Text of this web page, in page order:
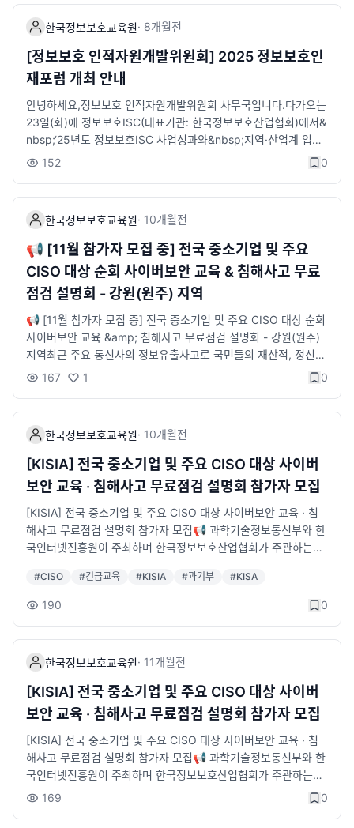
대상 추후 개별 안내 예정입니다.📜 신청방법STEP 1) 구글폼 등
록 신청STEP 2) KISIA 한국정보보호교육원 LMS 통합 온라인 지
원📆 교육일정1) 직무교육 : 2월 23일(월) ~ 4월 8일(수) (총 7
주)2) 실무 프로젝트 : 4월 6일(월) ~ 5월 19일(화) (총 7주)3) 인
턴 연계: 교육 수료 후 3개월※ 입학식: 2월 23일(월), 수료식: 5월
20일(수)✏️ 교육구성📆 교육장소- KISIA 한국정보보호교육원
(송파구 소재)📆 교육시간- 10:00~17:00(주말 · 공휴일 제외)🎁
교육혜택- 과학기술정보통신부 장관상 및 부상 수여- 전액 무료 교
설팅 제공- 취업 연계 지원- 전문 멘토링 및 프로젝트 지원- 전용
교육장 제공 및 노트북 대여📞 문의처 : KISIA 한국정보보호교육
a.or.kr✅ 한국정보보호교육원 블로그- 링크 :https://blog.nave
r.com/kisiaedu※ 시큐리티아카데미 페이지에서 해당 교육에 관
한 자세한 내용을 확인하실 수 있습니다.✅ 한국정보보호산업협
회 시큐리티아카데미 소개 페이지- 링크 :https://www.kisia.or.k
r/talent_support/education_business/security_academy※
과 폭 넓은 정보보호 기업 탐색 기회 제공🛡️ 직무트랙 소개(1) 진
단분석 트랙(취업 연계 직무: 보안관제, 보안 엔지니어, 취약점 진
단, 모의해킹, CERT/침해사고 분석 등)(2) 컨설팅 트랙(취업 연계
직무: 기술 컨설팅, 관리 컨설팅, 정보보안담당자 등)※ 교육 과정
수료 후 정보보호 인력양성 얼라이언스(참여 기업 70개사)로 취업
연계 지원🛡️ 참여기업안랩, LG CNS, SK쉴더스, 이글루코퍼레이
션, 지니언스, 이스트시큐리티, 시큐아이, 라온시큐어, 펜타시큐리
티, 파이오링크, 모니터랩, 드림시큐리티, 스틸리언, 쿼드마이너,
스패로우, 에스에스알, 지란지교시큐리티, 지란지교데이터, 에스
지에이솔루션즈, 윈스테크넷, 엑스게이트, 엔큐리티, 엔에스에이
티움, 트리니티소프트, 엔키화이트햇, 수산아이앤티, 굿모닝아이
텍, 엘에스웨어, 엔시큐어, 워터월시스템즈, 앤앤에스피, 오픈베이
스, 한국통신인터넷기술, 린시큐어, 나인시큐리티, 지엠디소프트,
싸이터, 디사일로, 나온웍스, 시큐센, 에스에스앤씨, 카인드소프트,
케이티엔에프, 시옷, MOCA, 엔텀네트웍스, 데이터코볼트, 더스
팟, 나일로프트, 블루문소프트, 기원테크, 브랜드시큐리티(한국지
점), 씨에이에스, 씨엠티정보통신, 시큐와우, 엔아티서비스(NIT S
ervice), 씨드젠, 포테이토넷, 동훈아이텍, 한시큐리티, 지시스, 케
이엑스넥스지, 코닉글로리, 테르텐, 시큐어링크 등 70개사※ 참여
기업은 지속적으로 확대 예정⭐ 모집대상- 4년제(학사) 이상 IT
유관학과 졸업(예정)자 총 50명(1) 진단분석 트랙(25명)(2) 컨설
팅 트랙(25명)⭐ 우대조건- '26년 8월 기준 졸업자 또는 졸업예
정자- 정보보호 관련 전공자 및 자격증 소지자- 교육 종료 후 취업
연계 가능자📢 온라인 설명회- 2026년 1월 14일(수)※ 상기 일정
정입니다.📜 선발절차1) 접수마감 : 1월 22일(목) 오전 10시까지
2) 대면면접 : 2월 5일(목) ~ 2월 6일(금)3) 합격자 발표 : 개별 안
내 예정입니다.📜 신청방법STEP 1) 구글폼 등록 신청STEP 2) KI
SIA 한국정보보호교육원 LMS 통합 온라인 지원📆 교육일정1) 직
무교육 : 2월 23일(월) ~ 4월 17일(금) (총 8주)2) 실무 프로젝트
: 4월 20일(월) ~ 6월 5일(금) (총 7주)3) 인턴십 매칭 : 6월 8일
입학식: 2월 23일(월), 수료식: 6월 18일(목)✏️ 교육구성
한국정보보호교육원· 8개월전
[정보보호 인적자원개발위원회] 2025 정보보호인
재포럼 개최 안내
안녕하세요,정보보호 인적자원개발위원회 사무국입니다.다가오는
23일(화)에 정보보호ISC(대표기관: 한국정보보호산업협회)에서&
nbsp;‘25년도 정보보호ISC 사업성과와&nbsp;지역·산업계 입장
의 현황 및 수요 공유를 통해정보보호인력 정책 방향 수립을 지원
참여&nbsp;부탁드립니다.&nbsp;현장 참여를&nbsp;희망하실
경우, 아래의&nbsp;참가신청 링크에 접속하시어 신청 부탁드립니
다.&nbsp;본 행사는 현장에서&nbsp;실시간 생중계 될 예정이므
로, 협회 유튜브 채널을&nbsp;통해서도 참여&nbsp;가능합니다.
&nbsp;&nbsp;&nbsp;&lt;행사 개요&gt;ㅇ 행사명 : 정보보호IS
C&nbsp;2025 정보보호인재포럼ㅇ 일시 :&nbsp;2025.12.23.
(화) 14:00~17:00ㅇ 장소 :&nbsp;과학기술컨벤션센터 B1 프리
미엄 중회의실(서울시 강남구 테헤란로 테헤란로7길 22)&nbsp;
※ 온·오프라인 동시 진행 : 대표기관(KISIA) 유튜브 채널을 통한
실시간 송출 예정ㅇ 대상 : 정보보호ISC 참여기관 및 기업, 산업계
·유관기관 관계자&nbsp;* 참가비 무료&nbsp; / 주차 지원ㅇ 현
장 참석&nbsp;신청기한 : ~'25.12.21(일요일) 까지&nbsp; * 단,
석자 대상 다과 및 기념품 제공)&nbsp;▶&nbsp;참가신청 바로가
채널 바로가기(온라인 생중계) : www.youtube.com/@한국정보
보호산업-b7y&nbsp;&nbsp;▶&nbsp;정보보호ISC 사무국 02-
6418-5655감사합니다.
152 0
한국정보보호교육원· 10개월전
📢 [11월 참가자 모집 중] 전국 중소기업 및 주요
CISO 대상 순회 사이버보안 교육 & 침해사고 무료
점검 설명회 - 강원(원주) 지역
📢 [11월 참가자 모집 중] 전국 중소기업 및 주요 CISO 대상 순회
사이버보안 교육 &amp; 침해사고 무료점검 설명회 - 강원(원주)
지역​최근 주요 통신사의 정보유출사고로 국민들의 재산적, 정신적
피해가 자주 발생하고 있습니다.기업 또한 주요 데이터가 해킹 등
회에서는 전국 CISO의 정보보호 역량 강화를 목표로 한 교육 프로
그램과 공급기업 상담회를 병행하는 설명회를 개최합니다.설명회
당일 함께 진행되는 공급기업 상담회에서는 무료 상담과 더불어
일정 기간 제품 및 솔루션 무료 도입 기회도 제공됩니다.*자세한
내용은 첨부 포스터를 참고해 주시기 바랍니다.🔗 참가 신청http
s://forms.gle/gi9Zp8xRvfXYekdm7&nbsp;&nbsp;🙋참가대
상- 지역별 CISO 및 기업 내 보안관리자&nbsp;📆 일시 및 장소&
nbsp;- 11월 18일(화) 13:00 ~ 17:00 /&nbsp;강원(원주) (원주
신 사례 기반 CISO 정보보호 역량강화 교육- 보안기업(20개) 솔
루션 상담회- 긴급점검 신청 접수🎁 설명회 혜택- 한국인터넷진흥
원 수료증(수료자 한정)- 기념품 및 경품 제공(네트워킹 개인정보
announcement/association/754/☎️ 문의한국정보보호산업협
회 한국정보보호교육원T. 02-6418-5656 / 6748-2038E. hht1
1111@kisia.or.kr
167 1 0
한국정보보호교육원· 10개월전
[KISIA] 전국 중소기업 및 주요 CISO 대상 사이버
보안 교육 · 침해사고 무료점검 설명회 참가자 모집
[KISIA] 전국 중소기업 및 주요 CISO 대상 사이버보안 교육 · 침
해사고 무료점검 설명회 참가자 모집​📢 과학기술정보통신부와 한
국인터넷진흥원이 주최하며 한국정보보호산업협회가 주관하는
무료점검 설명회」참가자를 모집합니다.​🙋‍♀️ 참가대상- 전국 CISO
및 기업 내 보안관리자 1,000명 내외 (지역별 150명 내외)​📆 일
5(광주) / 12(익산) / 13(제주) / 18(원주)​✅ 장소- 전국 주요 도시
10곳 (인천·대구·울산·부산·경기·청주·광주·전주·제주·강원)*상세
내용은 포스터 참고​✅ 프로그램▶ 최신 사례 기반 CISO 정보보호
역량강화 교육​▶ 보안기업(20개) 솔루션 구매상담회▶ 긴급점검
신청 접수​💌 설명회 혜택- 한국인터넷진흥원 수료증(수료자에 한
해)- 기념품 및 경품 혜택(네트워킹 개인정보 수집이용 동의자에
한해)​📍 참가 신청https://forms.gle/gi9Zp8xRvfXYekdm7​📑
자세히 보기https://www.kisia.or.kr/announcement/associati
on/754/​☎️ 문의- 한국정보보호산업협회 한국정보보호교육원T.
02-6418-5656/6748-2038E. hht11111@kisia.or.kr​​많은 관심
#CISO #긴급교육 #KISIA #과기부 #KISA
190 0
한국정보보호교육원· 11개월전
[KISIA] 전국 중소기업 및 주요 CISO 대상 사이버
보안 교육 · 침해사고 무료점검 설명회 참가자 모집
[KISIA] 전국 중소기업 및 주요 CISO 대상 사이버보안 교육 · 침
해사고 무료점검 설명회 참가자 모집📢 과학기술정보통신부와 한
국인터넷진흥원이 주최하며 한국정보보호산업협회가 주관하는
「전국 중소기업 및 주요 CISO 대상 사이버보안 교육·침해사고
169 0